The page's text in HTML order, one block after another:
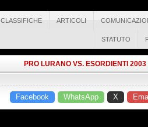
CLASSIFICHE ARTICOLI
STATUTO
PRO LURANO VS. ESORDIENTI 2003
Facebook WhatsApp X